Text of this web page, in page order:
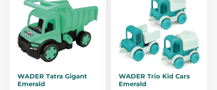
WADER Tatra Gigant
Emerald
WADER Trio Kid Cars
Emerald